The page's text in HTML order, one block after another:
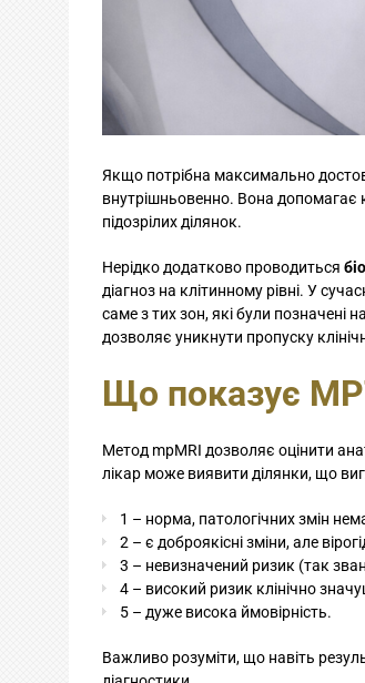
Якщо потрібна максимально
внутрішньовенно. Вона допомагає
підозрілих ділянок.
Нерідко додатково проводиться
діагноз на клітинному рівні. У
саме з тих зон, які були позначені
дозволяє уникнути пропуску
Що показує
Метод mpMRI дозволяє оцінити
лікар може виявити ділянки, що
1 – норма, патологічних змін
2 – є доброякісні зміни, але
3 – невизначений ризик (так
4 – високий ризик клінічно
5 – дуже висока ймовірність.
Важливо розуміти, що навіть